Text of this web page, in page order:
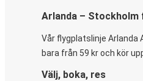
Arlanda – Stockholm
Vår flygplatslinje
bara från 59 kr och kör
Välj, boka, res